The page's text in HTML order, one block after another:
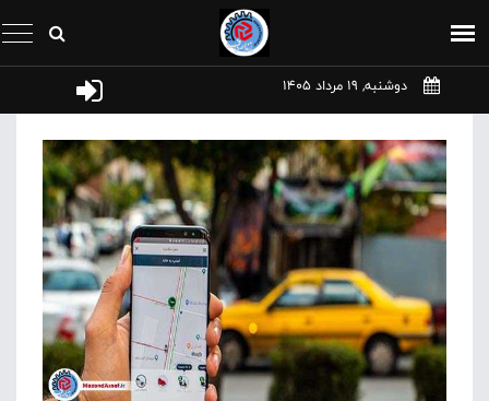
دوشنبه, 19 مرداد 1405